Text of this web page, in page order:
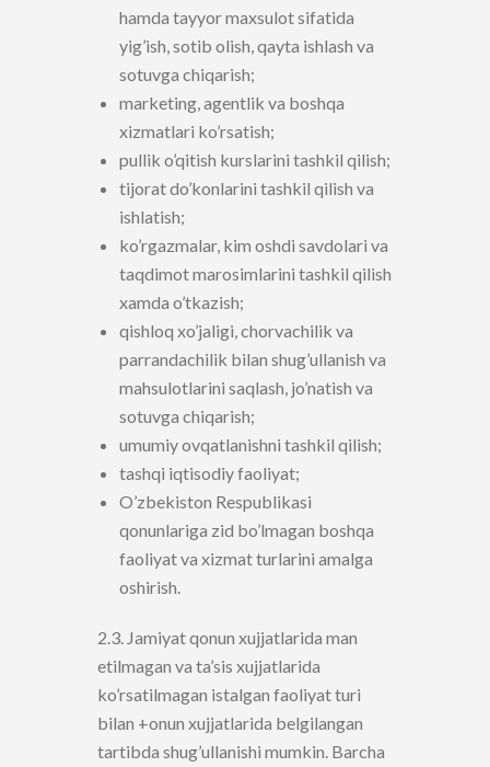
hamda tayyor maxsulot sifatida
yig’ish, sotib olish, qayta ishlash va
sotuvga chiqarish;
marketing, agentlik va boshqa
xizmatlari ko’rsatish;
pullik o’qitish kurslarini tashkil qilish;
tijorat do’konlarini tashkil qilish va
ishlatish;
ko’rgazmalar, kim oshdi savdolari va
taqdimot marosimlarini tashkil qilish
xamda o’tkazish;
qishloq xo’jaligi, chorvachilik va
parrandachilik bilan shug’ullanish va
mahsulotlarini saqlash, jo’natish va
sotuvga chiqarish;
umumiy ovqatlanishni tashkil qilish;
tashqi iqtisodiy faoliyat;
O’zbekiston Respublikasi
qonunlariga zid bo’lmagan boshqa
faoliyat va xizmat turlarini amalga
oshirish.
2.3. Jamiyat qonun xujjatlarida man
etilmagan va ta’sis xujjatlarida
ko’rsatilmagan istalgan faoliyat turi
bilan +onun xujjatlarida belgilangan
tartibda shug’ullanishi mumkin. Barcha